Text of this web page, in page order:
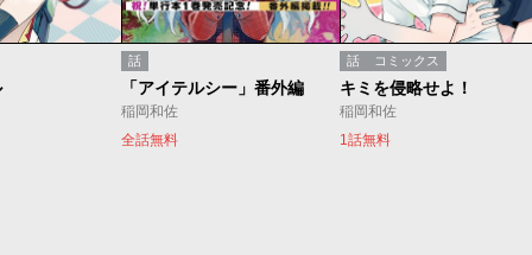
話
「アイテルシー」番外編
稲岡和佐
全話無料
話 コミックス
キミを侵略せよ！
稲岡和佐
1話無料